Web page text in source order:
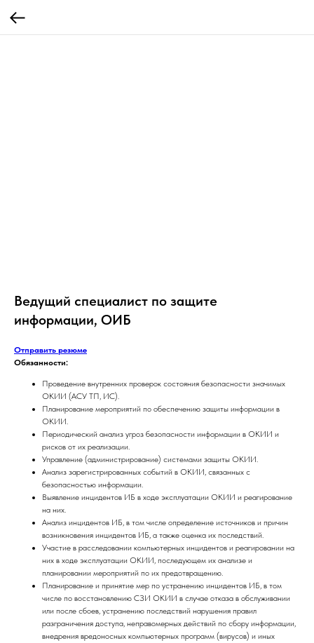
Ведущий специалист по защите
информации, ОИБ
Отправить резюме
Обязанности:
Проведение внутренних проверок состояния безопасности значимых
ОКИИ (АСУ ТП, ИС).
Планирование мероприятий по обеспечению защиты информации в
ОКИИ.
Периодический анализ угроз безопасности информации в ОКИИ и
рисков от их реализации.
Управление (администрирование) системами защиты ОКИИ.
Анализ зарегистрированных событий в ОКИИ, связанных с
безопасностью информации.
Выявление инцидентов ИБ в ходе эксплуатации ОКИИ и реагирование
на них.
Анализ инцидентов ИБ, в том числе определение источников и причин
возникновения инцидентов ИБ, а также оценка их последствий.
Участие в расследовании компьютерных инцидентов и реагировании на
них в ходе эксплуатации ОКИИ, последующем их анализе и
планировании мероприятий по их предотвращению.
Планирование и принятие мер по устранению инцидентов ИБ, в том
числе по восстановлению СЗИ ОКИИ в случае отказа в обслуживании
или после сбоев, устранению последствий нарушения правил
разграничения доступа, неправомерных действий по сбору информации,
внедрения вредоносных компьютерных программ (вирусов) и иных